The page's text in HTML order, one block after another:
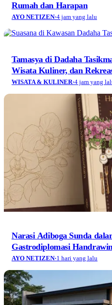
Rumah dan Harapan
AYO NETIZEN·4 jam yang lalu
Tamasya di Dadaha
Wisata Kuliner, dan
WISATA & KULINER·4 jam yang
Narasi Adiboga Sunda
Gastrodiplomasi
AYO NETIZEN·1 hari yang lalu